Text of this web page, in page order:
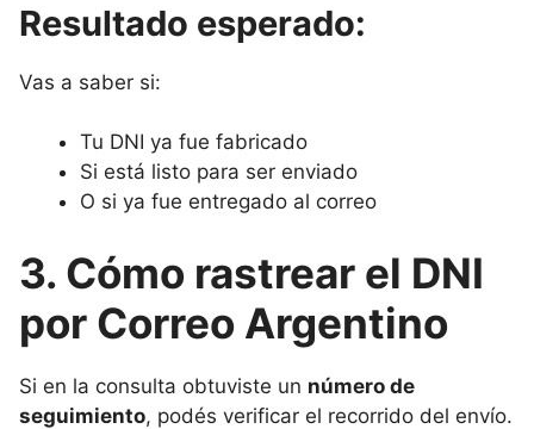
Resultado esperado:
Vas a saber si:
Tu DNI ya fue fabricado
Si está listo para ser enviado
O si ya fue entregado al correo
3. Cómo rastrear el DNI
por Correo Argentino
Si en la consulta obtuviste un número de
seguimiento, podés verificar el recorrido del envío.